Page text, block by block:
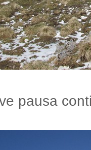
pausa